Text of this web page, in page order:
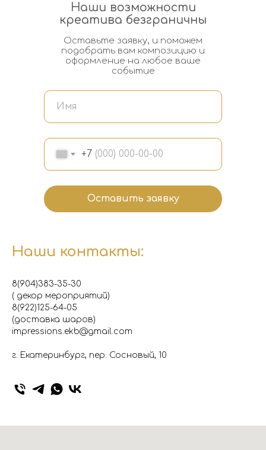
+7
Оставить заявку
Наши возможности
креатива безграничны
Оставьте заявку, и поможем
подобрать вам композицию и
оформление на любое ваше
событие
Наши контакты:
8(904)383-35-30
( декор мероприятий)
8(922)125-64-05
(доставка шаров)
impressions.ekb@gmail.com
г. Екатеринбург, пер. Сосновый, 10